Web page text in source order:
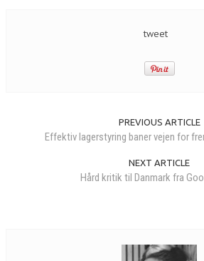
tweet
PREVIOUS ARTICLE
Effektiv lagerstyring baner vejen for
NEXT ARTICLE
Hård kritik til Danmark fra